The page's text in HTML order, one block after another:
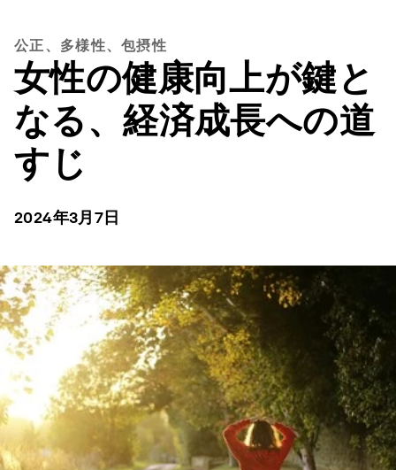
公正、多様性、包摂性
女性の健康向上が鍵と
なる、経済成長への道
すじ
2024年3月7日